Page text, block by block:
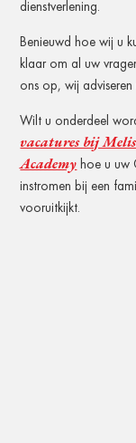
dienstverlening.
Benieuwd hoe wij u
klaar om al uw
ons op, wij
Wilt u onderdeel
vacatures bij
Academy hoe u uw
instromen bij een
vooruitkijkt.